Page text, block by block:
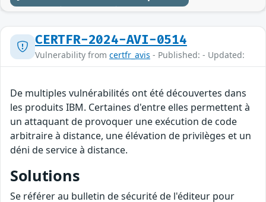
CERTFR-2024-AVI-0514
Vulnerability from certfr_avis - Published: - Updated:
De multiples vulnérabilités ont été découvertes dans
les produits IBM. Certaines d'entre elles permettent à
un attaquant de provoquer une exécution de code
arbitraire à distance, une élévation de privilèges et un
déni de service à distance.
Solutions
Se référer au bulletin de sécurité de l'éditeur pour